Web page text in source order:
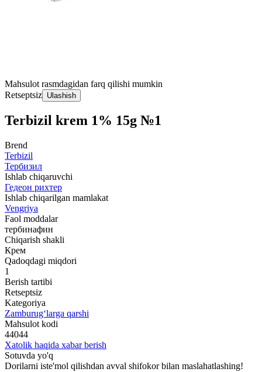
Mahsulot rasmdagidan farq qilishi mumkin
Retseptsiz Ulashish
Terbizil krem 1% 15g №1
Brend
Terbizil
Тербизил
Ishlab chiqaruvchi
Гедеон рихтер
Ishlab chiqarilgan mamlakat
Vengriya
Faol moddalar
тербинафин
Chiqarish shakli
Крем
Qadoqdagi miqdori
1
Berish tartibi
Retseptsiz
Kategoriya
Zamburug‘larga qarshi
Mahsulot kodi
44044
Xatolik haqida xabar berish
Sotuvda yo'q
Dorilarni iste'mol qilishdan avval shifokor bilan maslahatlashing!